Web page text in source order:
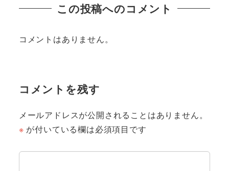
この投稿へのコメント
コメントはありません。
コメントを残す
メールアドレスが公開されることはありません。
※ が付いている欄は必須項目です